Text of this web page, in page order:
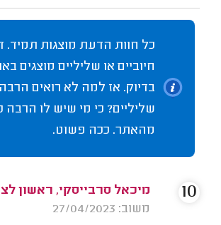
כל חוות הדעת מוצגות תמיד.
חיוביים או שליליים מוצגים
בדיוק. אז למה לא רואים הרבה
שליליים? כי מי שיש לו הרבה
מהאתר. ככה פשוט.
מיכאל סרבייסקי, ראשון
משוב: 27/04/2023
10